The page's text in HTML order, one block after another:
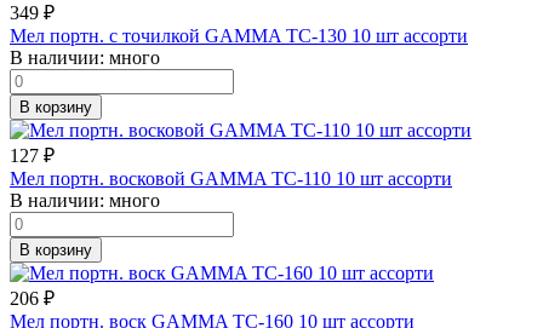
349 ₽
Мел портн. с точилкой GAMMA ТС-130 10 шт ассорти
В наличии: много
В корзину
127 ₽
Мел портн. восковой GAMMA ТС-110 10 шт ассорти
В наличии: много
В корзину
206 ₽
Мел портн. воск GAMMA TC-160 10 шт ассорти